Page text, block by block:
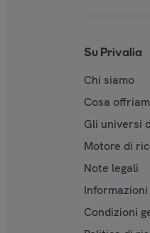
Su Privalia
Chi siamo
Cosa
Gli universi
Motore di
Note legali
Condizioni